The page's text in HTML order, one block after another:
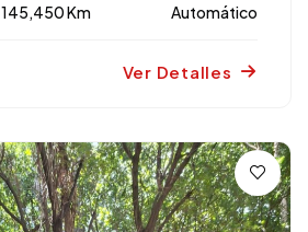
145,450 Km Automático
Ver Detalles